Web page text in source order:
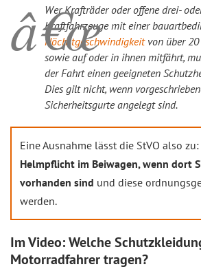
Wer Krafträder oder offene drei-
Kraftfahrzeuge mit einer
Höchstgeschwindigkeitvon über
sowie auf oder in ihnen mitfährt,
der Fahrt einen geeigneten
Dies gilt nicht, wenn
Sicherheitsgurte angelegt sind.
Eine Ausnahme lässt die StVO also
Helmpflicht im Beiwagen, wenn dort
vorhanden sind und diese
werden.
Im Video: Welche
Motorradfahrer tragen?